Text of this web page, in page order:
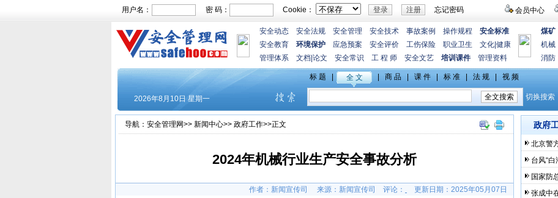
会员中心
用户名： 密 码： Cookie： 忘记密码
安全动态 安全法规 安全管理 安全技术 事故案例 操作规程
安全标准
安全教育
环境保护 应急预案 安全评价 工伤保险 职业卫生 文化 健康
管理体系
文档 论文 安全常识 工 程 师 安全文艺 培训课件 管理资料
煤矿
机械
消防
导航： 安全管理网>> 新闻中心>> 政府工作>>正文
2024年机械行业生产安全事故分析
作者：新闻宣传司 来源：新闻宣传司 评论： 更新日期： 2025年05月07日
政府
北京警
台风“
国家防
张成中